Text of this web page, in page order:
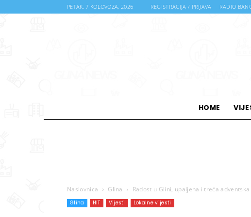
PETAK, 7 KOLOVOZA, 2026 REGISTRACIJA / PRIJAVA RADIO
HOME
Naslovnica Glina Radost u Glini, upaljena i treća adventska
Glina HIT Vijesti Lokalne vijesti